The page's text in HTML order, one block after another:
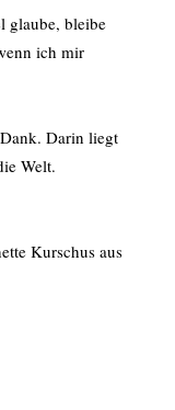
glaube, bleibe
ich mir
Darin liegt
Welt.
Kurschus aus